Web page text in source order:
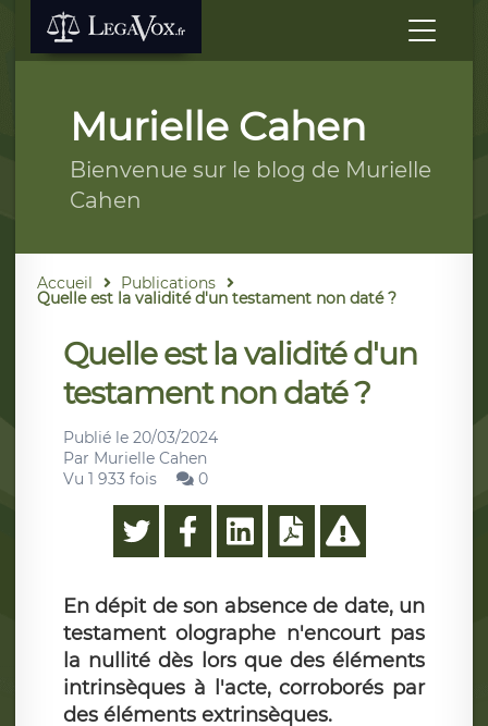
Murielle Cahen
Bienvenue sur le blog de Murielle
Cahen
Accueil Publications
Quelle est la validité d'un testament non daté ?
Quelle est la validité d'un
testament non daté ?
Publié le 20/03/2024
Par Murielle Cahen
Vu 1 933 fois
0
En dépit de son absence de date, un
testament olographe n'encourt pas
la nullité dès lors que des éléments
intrinsèques à l'acte, corroborés par
des éléments extrinsèques.